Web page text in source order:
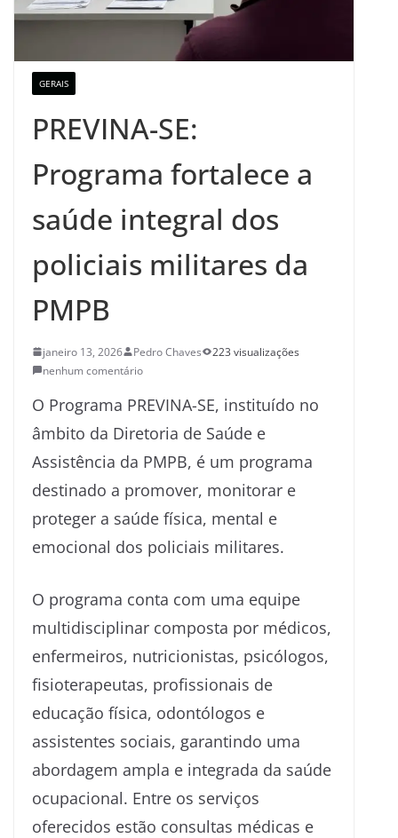
GERAIS
PREVINA-SE:
Programa fortalece a
saúde integral dos
policiais militares da
PMPB
janeiro 13, 2026 Pedro Chaves
223 visualizações
nenhum comentário
O Programa PREVINA-SE, instituído no
âmbito da Diretoria de Saúde e
Assistência da PMPB, é um programa
destinado a promover, monitorar e
proteger a saúde física, mental e
emocional dos policiais militares.
O programa conta com uma equipe
multidisciplinar composta por médicos,
enfermeiros, nutricionistas, psicólogos,
fisioterapeutas, profissionais de
educação física, odontólogos e
assistentes sociais, garantindo uma
abordagem ampla e integrada da saúde
ocupacional. Entre os serviços
oferecidos estão consultas médicas e